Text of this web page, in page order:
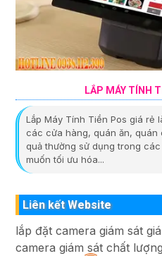
LẮP MÁY TÍNH
Lắp Máy Tính Tiền Pos giá rẻ
các cửa hàng, quán ăn, quán
quả thường sử dụng trong
muốn tối ưu hóa...
Liên kết Website
lắp đặt camera giám sát
camera giám sát chất